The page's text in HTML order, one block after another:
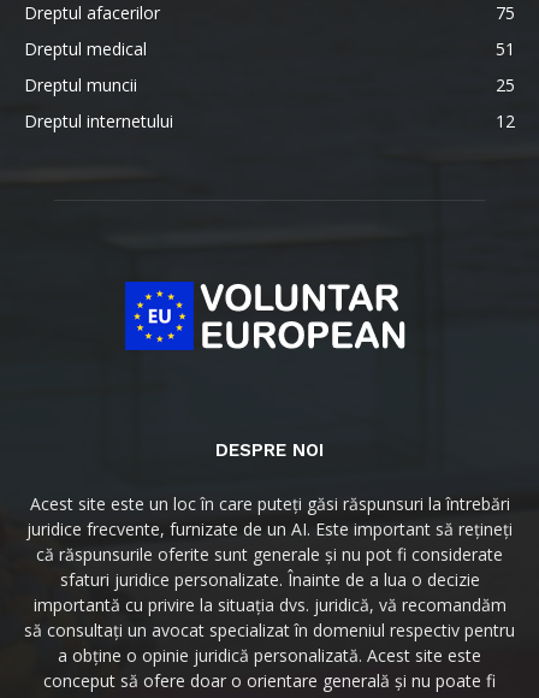
Dreptul afacerilor
75
Dreptul medical
51
Dreptul muncii
25
Dreptul internetului
12
DESPRE NOI
Acest site este un loc în care puteți găsi răspunsuri la întrebări
juridice frecvente, furnizate de un AI. Este important să rețineți
că răspunsurile oferite sunt generale și nu pot fi considerate
sfaturi juridice personalizate. Înainte de a lua o decizie
importantă cu privire la situația dvs. juridică, vă recomandăm
să consultați un avocat specializat în domeniul respectiv pentru
a obține o opinie juridică personalizată. Acest site este
conceput să ofere doar o orientare generală și nu poate fi